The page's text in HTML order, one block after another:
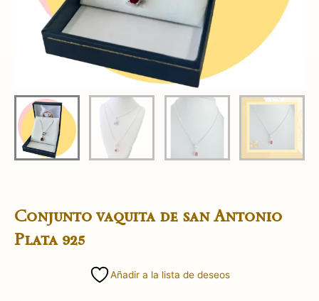
Conjunto vaquita de san Antonio
Plata 925
Añadir a la lista de deseos